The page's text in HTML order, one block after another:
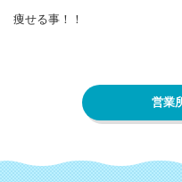
痩せる事！！
営業